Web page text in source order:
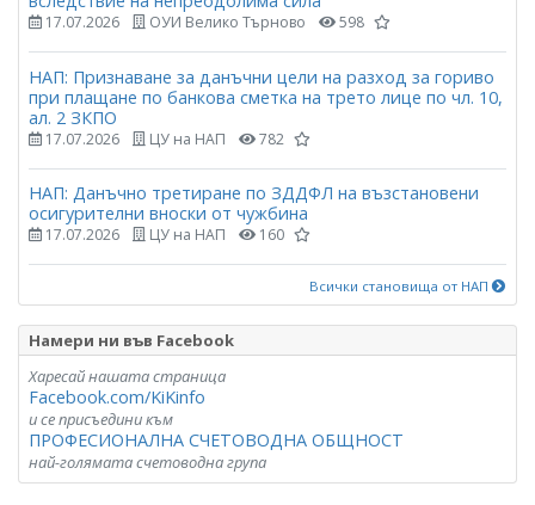
17.07.2026 ОУИ Велико Търново 598
НАП: Признаване за данъчни цели на разход за гориво
при плащане по банкова сметка на трето лице по чл. 10,
ал. 2 ЗКПО
17.07.2026 ЦУ на НАП 782
НАП: Данъчно третиране по ЗДДФЛ на възстановени
осигурителни вноски от чужбина
17.07.2026 ЦУ на НАП 160
Всички становища от НАП
Намери ни във Facebook
Харесай нашата страница
Facebook.com/KiKinfo
и се присъедини към
ПРОФЕСИОНАЛНА СЧЕТОВОДНА ОБЩНОСТ
най-голямата счетоводна група